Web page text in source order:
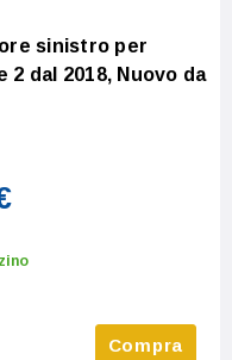
sinistro per
2 dal 2018, Nuovo da
Compra